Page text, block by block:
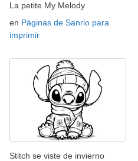
La petite My Melody
en Páginas de Sanrio para
imprimir
Stitch se viste de invierno